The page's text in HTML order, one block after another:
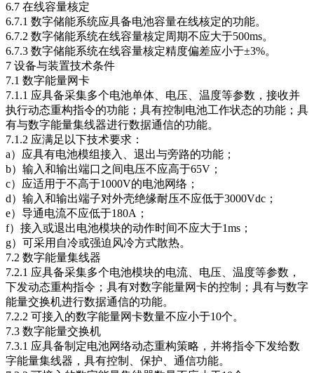
6.7 在线容量核定
6.7.1 数字储能系统应具备电池容量在线核定的功能。
6.7.2 数字储能系统在线容量核定周期不应大于500ms。
6.7.3 数字储能系统在线容量核定精度偏差应小于±3%。
7 设备与装置技术条件
7.1 数字能量网卡
7.1.1 应具备采集多个电池单体、电压、温度等参数，接收并
执行动态重构指令的功能；具有控制电池工作状态的功能；具
有与数字能量集线器进行数据通信的功能。
7.1.2 应满足以下技术要求：
a）应具有电池模组接入、退出与旁路的功能；
b）输入和输出端口之间电压不应高于65V；
c）应适用于不高于1000V的电池网络；
d）输入和输出端子对外壳绝缘耐压不应低于3000Vdc；
e）导通电流不应低于180A；
f）接入或退出电池模块的动作时间不应大于1ms；
g）可采用自冷或强迫风冷方式散热。
7.2 数字能量集线器
7.2.1 应具备采集多个电池模块的电流、电压、温度等参数，
下发动态重构指令；具有对数字能量网卡的控制；具有与数字
能量交换机进行数据通信的功能。
7.2.2 可接入的数字能量网卡数量不应小于10个。
7.3 数字能量交换机
7.3.1 应具备制定电池网络动态重构策略，并将指令下发给数
字能量集线器，具有控制、保护、通信功能。